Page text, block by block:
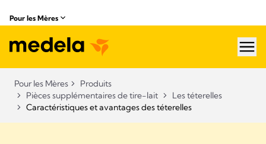
Pour les Mères
Pour les Mères
Produits
Pièces supplémentaires de tire-lait
Les téterelles
Caractéristiques et avantages des téterelles